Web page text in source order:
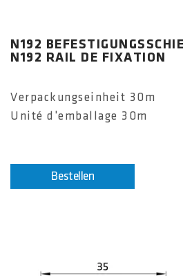
N192
N192 RAIL DE FIXATION
Verpackungseinheit 30m
Unité d'emballage 30m
Bestellen